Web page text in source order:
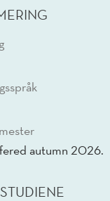
autumn 2026.